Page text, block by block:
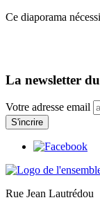
Ce diaporama
La newsletter
Votre adresse email
Rue Jean Lautrédou